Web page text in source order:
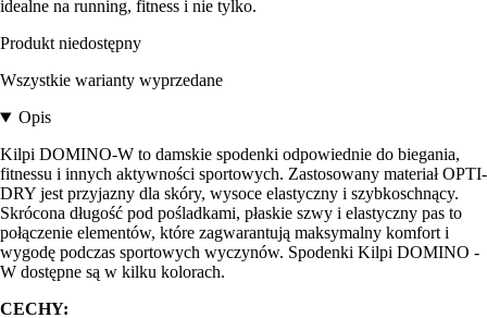
idealne na running, fitness i nie tylko.
Produkt niedostępny
Wszystkie warianty wyprzedane
Opis
Kilpi DOMINO-W to damskie spodenki odpowiednie do biegania,
fitnessu i innych aktywności sportowych. Zastosowany materiał OPTI-
DRY jest przyjazny dla skóry, wysoce elastyczny i szybkoschnący.
Skrócona długość pod pośladkami, płaskie szwy i elastyczny pas to
połączenie elementów, które zagwarantują maksymalny komfort i
wygodę podczas sportowych wyczynów. Spodenki Kilpi DOMINO -
W dostępne są w kilku kolorach.
CECHY: